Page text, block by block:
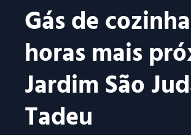
Gás de
horas mais
Jardim São
Tadeu